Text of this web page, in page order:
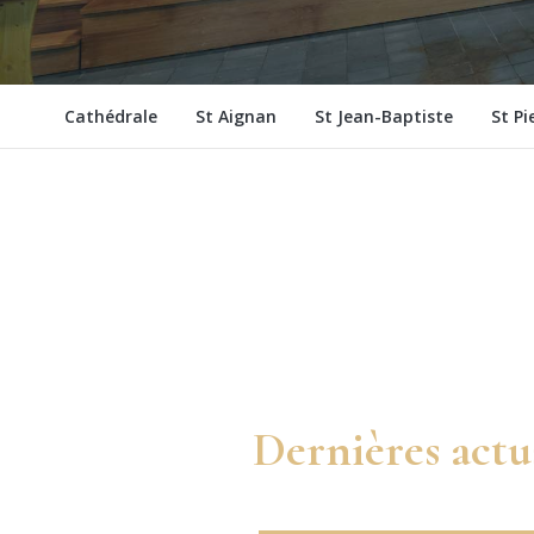
Cathédrale St Aignan St Jean-Baptiste St
Dernières